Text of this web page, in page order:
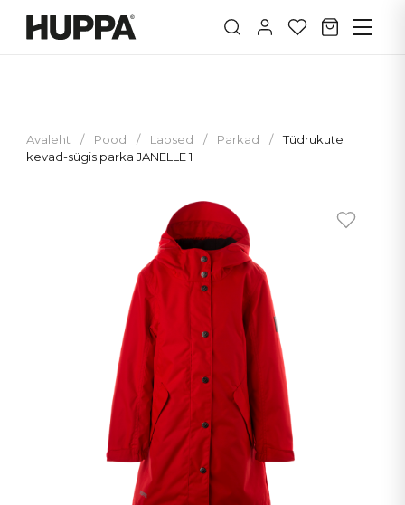
Avaleht / Pood / Lapsed / Parkad /
Tüdrukute
kevad-sügis parka JANELLE 1